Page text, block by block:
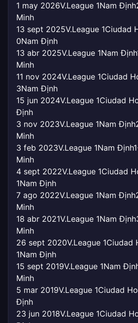
1 may 2026V.League 1Nam Định
Minh
13 sept 2025V.League 1Ciudad
0Nam Định
13 abr 2025V.League 1Nam Định
Minh
11 nov 2024V.League 1Ciudad
3Nam Định
15 jun 2024V.League 1Ciudad
Định
3 nov 2023V.League 1Nam Định
Minh
3 feb 2023V.League 1Nam Định
Minh
4 sept 2022V.League 1Ciudad
1Nam Định
7 ago 2022V.League 1Nam Định
Minh
18 abr 2021V.League 1Nam Định
Minh
26 sept 2020V.League 1Ciudad
1Nam Định
15 sept 2019V.League 1Nam
Minh
5 mar 2019V.League 1Ciudad
Định
23 jun 2018V.League 1Ciudad